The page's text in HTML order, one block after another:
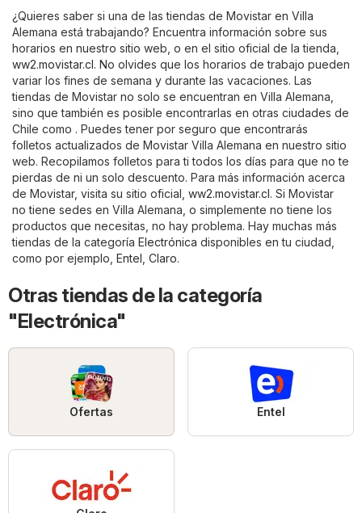
¿Quieres saber si una de las tiendas de Movistar en Villa
Alemana está trabajando? Encuentra información sobre sus
horarios en nuestro sitio web, o en el sitio oficial de la tienda,
ww2.movistar.cl. No olvides que los horarios de trabajo pueden
variar los fines de semana y durante las vacaciones. Las
tiendas de Movistar no solo se encuentran en Villa Alemana,
sino que también es posible encontrarlas en otras ciudades de
Chile como . Puedes tener por seguro que encontrarás
folletos actualizados de Movistar Villa Alemana en nuestro sitio
web. Recopilamos folletos para ti todos los días para que no te
pierdas de ni un solo descuento. Para más información acerca
de Movistar, visita su sitio oficial, ww2.movistar.cl. Si Movistar
no tiene sedes en Villa Alemana, o simplemente no tiene los
productos que necesitas, no hay problema. Hay muchas más
tiendas de la categoría Electrónica disponibles en tu ciudad,
como por ejemplo, Entel Claro.
Otras tiendas de la categoría
"Electrónica"
Ofertas Entel